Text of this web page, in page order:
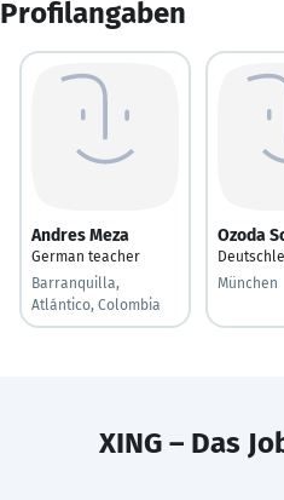
Profilangaben
Andres Meza
German teacher
Barranquilla,
Atlántico, Colombia
Ozoda
München
XING – Das